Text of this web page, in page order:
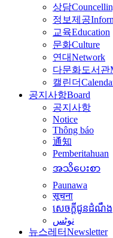
상담
정보제공
교육Education
문화Culture
연대Network
다문화도서관
캘린더
공지사항Board
공지사항
Notice
Thông báo
通知
Pemberitahuan
အသိပေးစာ
Paunawa
सूचना
សេចក្តីជូនដំណឹង
نوٹس
뉴스레터Newsletter